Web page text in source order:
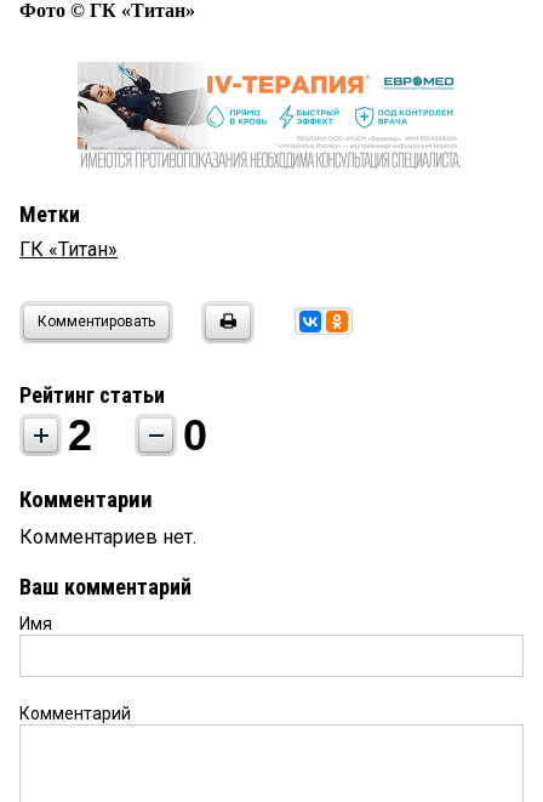
Фото © ГК «Титан»
Метки
ГК «Титан»
Комментировать
Рейтинг статьи
2 0
Комментарии
Комментариев нет.
Ваш комментарий
Имя
Комментарий